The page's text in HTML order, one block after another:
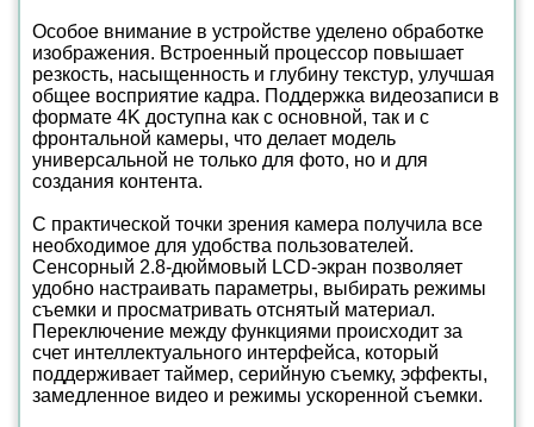
Особое внимание в устройстве уделено обработке
изображения. Встроенный процессор повышает
резкость, насыщенность и глубину текстур, улучшая
общее восприятие кадра. Поддержка видеозаписи в
формате 4K доступна как с основной, так и с
фронтальной камеры, что делает модель
универсальной не только для фото, но и для
создания контента.
С практической точки зрения камера получила все
необходимое для удобства пользователей.
Сенсорный 2.8-дюймовый LCD-экран позволяет
удобно настраивать параметры, выбирать режимы
съемки и просматривать отснятый материал.
Переключение между функциями происходит за
счет интеллектуального интерфейса, который
поддерживает таймер, серийную съемку, эффекты,
замедленное видео и режимы ускоренной съемки.